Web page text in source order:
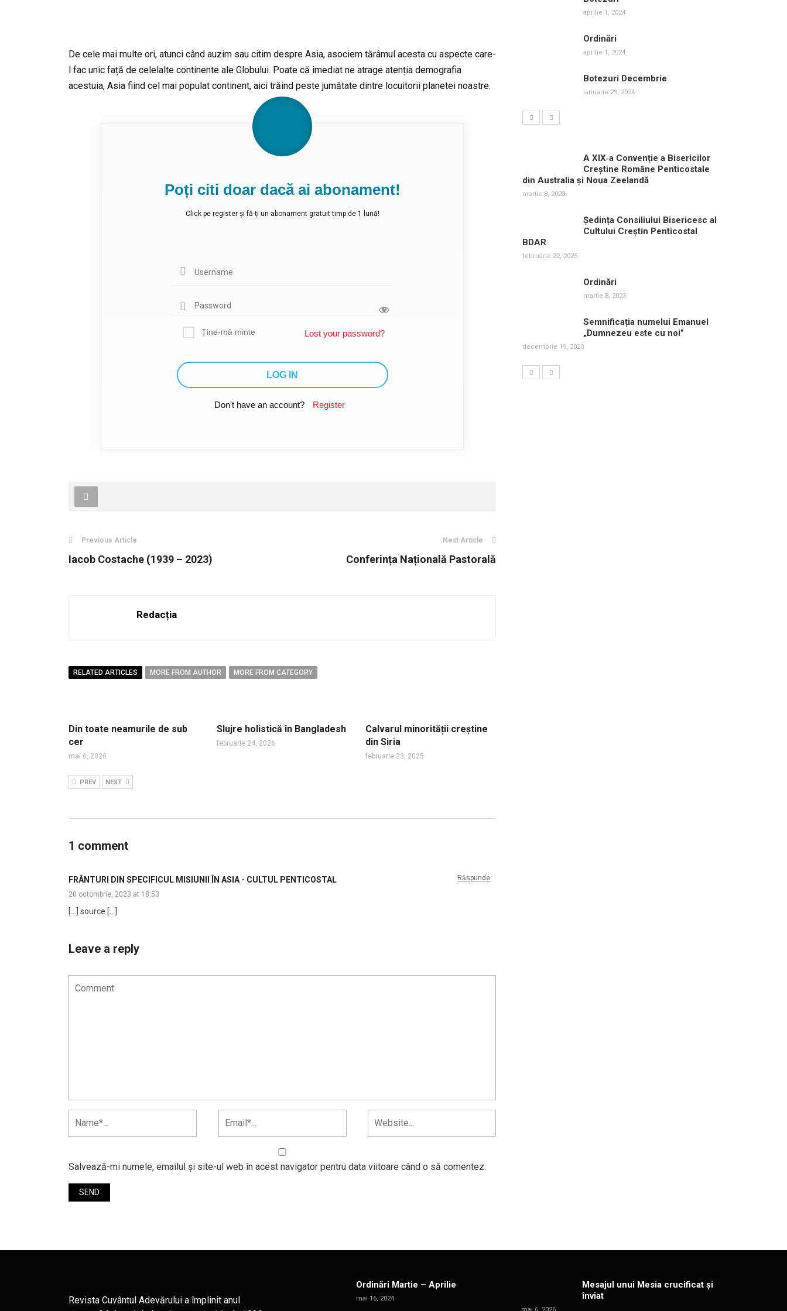
De cele mai multe ori, atunci când auzim sau citim despre Asia, asociem tărâmul acesta cu aspecte care-
l fac unic față de celelalte continente ale Globului. Poate că imediat ne atrage atenția demografia
acestuia, Asia fiind cel mai populat continent, aici trăind peste jumătate dintre locuitorii planetei noastre.
Poți citi doar dacă ai abonament!
Click pe register și fă-ți un abonament gratuit timp de 1 lună!
Ține-mă minte Lost your password?
Don't have an account? Register
Previous Article
Iacob Costache (1939 – 2023)
Next Article
Conferința Națională Pastorală
Redacția
RELATED ARTICLES MORE FROM AUTHOR MORE FROM CATEGORY
Din toate neamurile de sub
cer
mai 6, 2026
Slujre holistică în Bangladesh
februarie 24, 2026
Calvarul minorității creștine
din Siria
februarie 23, 2025
PREV NEXT
1 comment
FRÂNTURI DIN SPECIFICUL MISIUNII ÎN ASIA - CULTUL PENTICOSTAL
20 octombrie, 2023 at 18:53
Răspunde
[…] source […]
Leave a reply
Salvează-mi numele, emailul și site-ul web în acest navigator pentru data viitoare când o să comentez.
aprilie 1, 2024
Ordinări
aprilie 1, 2024
Botezuri Decembrie
ianuarie 29, 2024
A XIX‑a Convenție a Bisericilor
Creștine Române Penticostale
din Australia și Noua Zeelandă
martie 8, 2023
Ședința Consiliului Bisericesc al
Cultului Creștin Penticostal
BDAR
februarie 22, 2025
Ordinări
martie 8, 2023
Semnificația numelui Emanuel
„Dumnezeu este cu noi”
decembrie 19, 2023
Revista Cuvântul Adevărului a împlinit anul
Ordinări Martie – Aprilie
mai 16, 2024
Mesajul unui Mesia crucificat și
înviat